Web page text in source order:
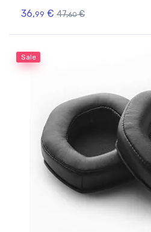
36,99 € 47,60 €
Sale